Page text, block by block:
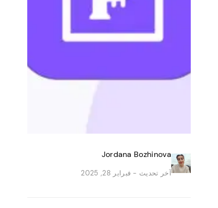
Jordana Bozhinova
آخر تحديث - فبراير 28, 2025